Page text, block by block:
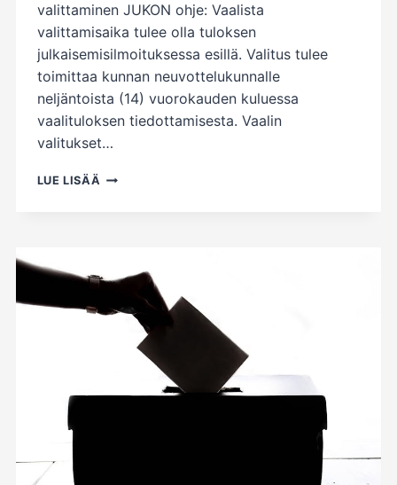
valittaminen JUKON ohje: Vaalista
valittamisaika tulee olla tuloksen
julkaisemisilmoituksessa esillä. Valitus tulee
toimittaa kunnan neuvottelukunnalle
neljäntoista (14) vuorokauden kuluessa
vaalituloksen tiedottamisesta. Vaalin
valitukset…
LUE LISÄÄ TREDUN